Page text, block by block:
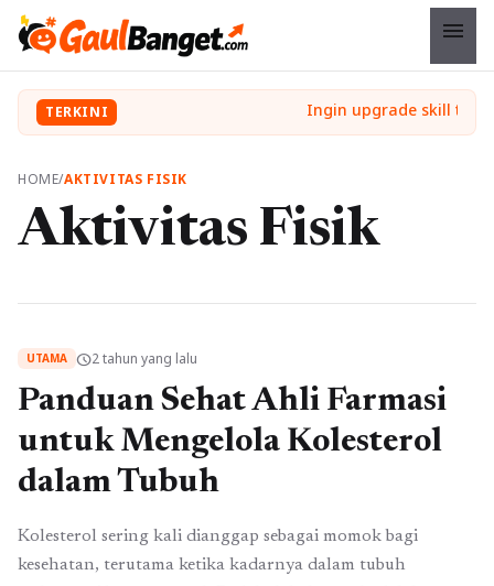
menu
TERKINI
HOME/AKTIVITAS FISIK
Aktivitas Fisik
UTAMA schedule2 tahun yang lalu
Panduan Sehat Ahli Farmasi
untuk Mengelola Kolesterol
dalam Tubuh
Kolesterol sering kali dianggap sebagai momok bagi
kesehatan, terutama ketika kadarnya dalam tubuh